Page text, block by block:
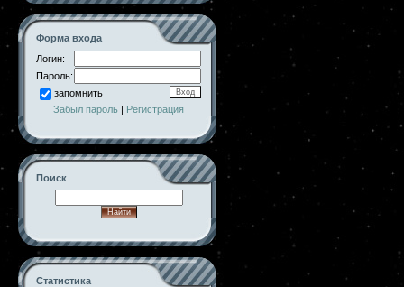
Форма входа
Логин:
Пароль:
запомнить
Забыл пароль | Регистрация
Поиск
Статистика